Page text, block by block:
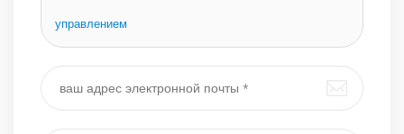
управлением